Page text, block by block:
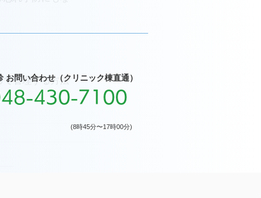
て管理する方法
お問い合わせ（クリニック棟直通）
430-7100
(8時45分〜17時00分)